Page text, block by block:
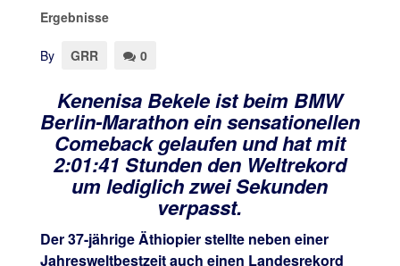
Ergebnisse
By GRR 0
Kenenisa Bekele ist beim BMW
Berlin-Marathon ein sensationellen
Comeback gelaufen und hat mit
2:01:41 Stunden den Weltrekord
um lediglich zwei Sekunden
verpasst.
Der 37-jährige Äthiopier stellte neben einer
Jahresweltbestzeit auch einen Landesrekord